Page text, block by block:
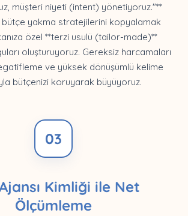
müşteri niyeti (intent) yönetiyoruz."**
bütçe yakma stratejilerini kopyalamak
özel **terzi usulü (tailor-made)**
oluşturuyoruz. Gereksiz harcamaları
ve yüksek dönüşümlü kelime
bütçenizi koruyarak büyüyoruz.
03
Kimliği ile Net
Ölçümleme